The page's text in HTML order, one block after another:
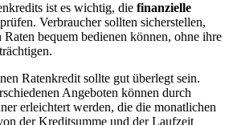
ist es wichtig, die finanzielle
​Verbraucher sollten sicherstellen,
Raten bequem bedienen können, ⁣ohne ihre
Ratenkredit sollte gut überlegt‌ sein.
Angeboten können durch
erleichtert werden, die die ​monatlichen
der Kreditsumme und ⁢der Laufzeit